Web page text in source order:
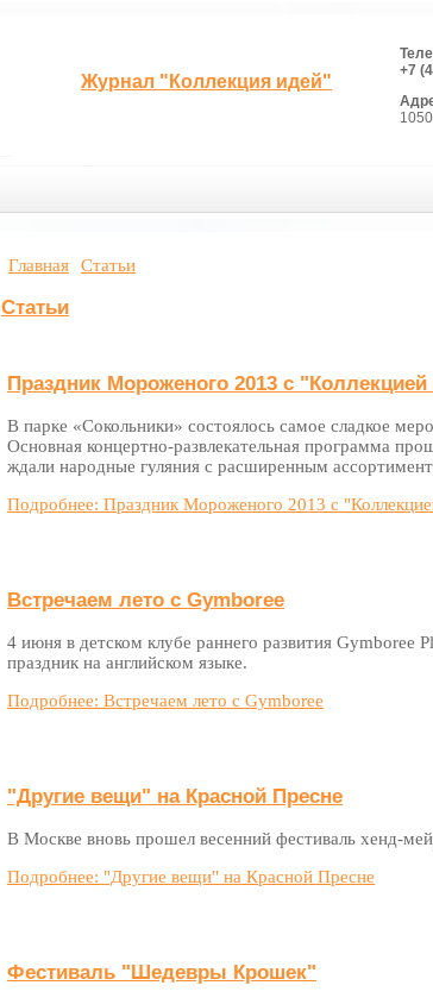
Журнал "Коллекция идей"
+7
Главная Статьи
Статьи
Праздник Мороженого 2013 с
В парке «Сокольники» состоялось самое сладкое
Основная концертно-развлекательная программа
ждали народные гуляния с расширенным
Подробнее: Праздник Мороженого 2013 с
Встречаем лето с Gymboree
4 июня в детском клубе раннего развития
праздник на английском языке.
Подробнее: Встречаем лето с Gymboree
"Другие вещи" на Красной Пресне
В Москве вновь прошел весенний фестиваль хенд-
Подробнее: "Другие вещи" на Красной Пресне
Фестиваль "Шедевры Крошек"